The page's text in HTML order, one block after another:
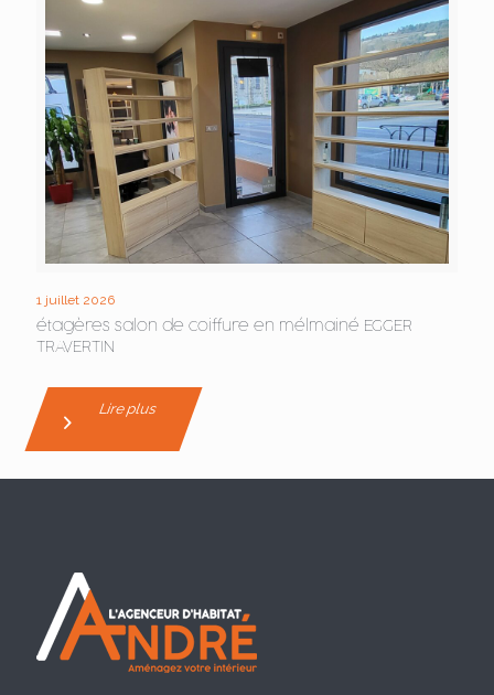
1 juillet 2026
étagères salon de coiffure en mélmainé EGGER
TRAVERTIN
Lire plus